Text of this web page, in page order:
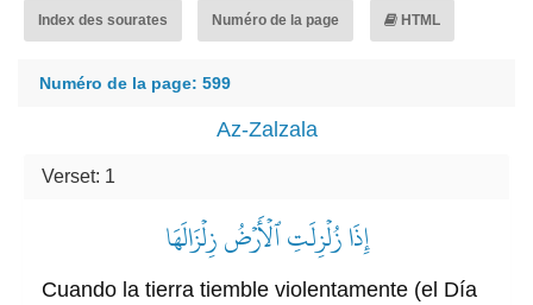
Index des sourates Numéro de la page HTML
Numéro de la page: 599
Az-Zalzala
Verset: 1
إِذَا زُلۡزِلَتِ ٱلۡأَرۡضُ زِلۡزَالَهَا
Cuando la tierra tiemble violentamente (el Día